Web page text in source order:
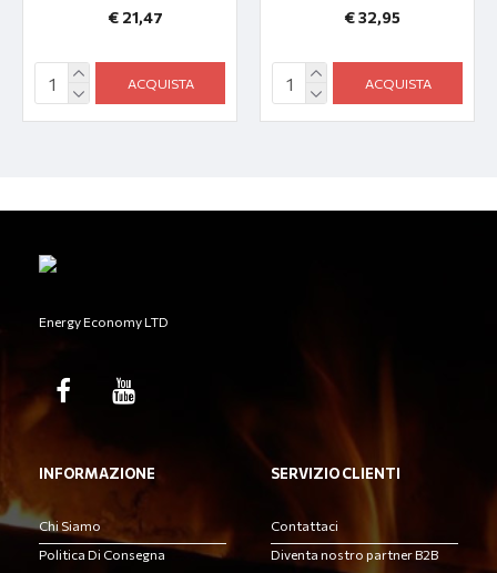
€ 21,47
ACQUISTA
€ 32,95
ACQUISTA
Energy Economy LTD
INFORMAZIONE
Chi Siamo
Politica Di Consegna
SERVIZIO CLIENTI
Contattaci
Diventa nostro partner B2B